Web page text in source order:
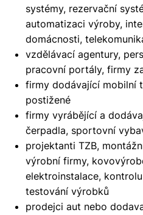
systémy, rezervační
automatizaci výroby,
domácnosti,
vzdělávací agentury,
pracovní portály, firmy
firmy dodávající mobilní
postižené
firmy vyrábějící a
čerpadla, sportovní
projektanti TZB,
výrobní firmy,
elektroinstalace,
testování výrobků
prodejci aut nebo